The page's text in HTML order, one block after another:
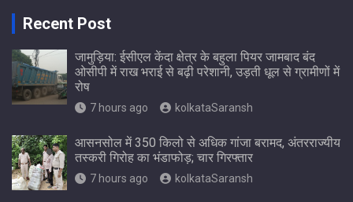
Recent Post
जामुड़िया: ईसीएल केंदा क्षेत्र के बहुला पियर जामबाद बंद
ओसीपी में राख भराई से बढ़ी परेशानी, उड़ती धूल से ग्रामीणों में
रोष
7 hours ago kolkataSaransh
आसनसोल में 350 किलो से अधिक गांजा बरामद, अंतरराज्यीय
तस्करी गिरोह का भंडाफोड़; चार गिरफ्तार
7 hours ago kolkataSaransh